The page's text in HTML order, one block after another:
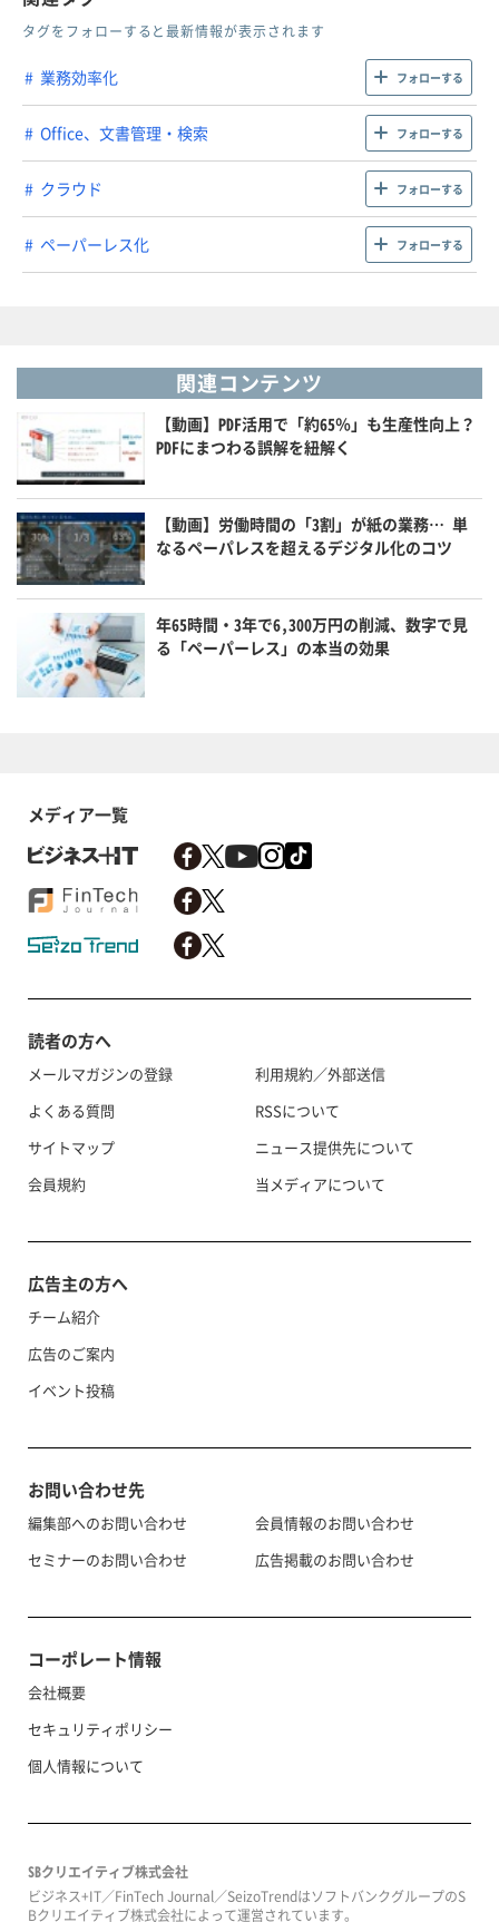
タグをフォローすると最新情報が表示されます
業務効率化 フォローする
Office、文書管理・検索 フォローする
クラウド フォローする
ペーパーレス化 フォローする
関連コンテンツ
【動画】PDF活用で「約65％」も生産性向上？
PDFにまつわる誤解を紐解く
【動画】労働時間の「3割」が紙の業務… 単
なるペーパレスを超えるデジタル化のコツ
年65時間・3年で6,300万円の削減、数字で見
る「ペーパーレス」の本当の効果
メディア一覧
読者の方へ
メールマガジンの登録
よくある質問
サイトマップ
会員規約
利用規約／外部送信
RSSについて
ニュース提供先について
当メディアについて
広告主の方へ
チーム紹介
広告のご案内
イベント投稿
お問い合わせ先
編集部へのお問い合わせ
セミナーのお問い合わせ
会員情報のお問い合わせ
広告掲載のお問い合わせ
コーポレート情報
会社概要
セキュリティポリシー
個人情報について
SBクリエイティブ株式会社
ビジネス+IT／FinTech Journal／SeizoTrendはソフトバンクグループのS
Bクリエイティブ株式会社によって運営されています。